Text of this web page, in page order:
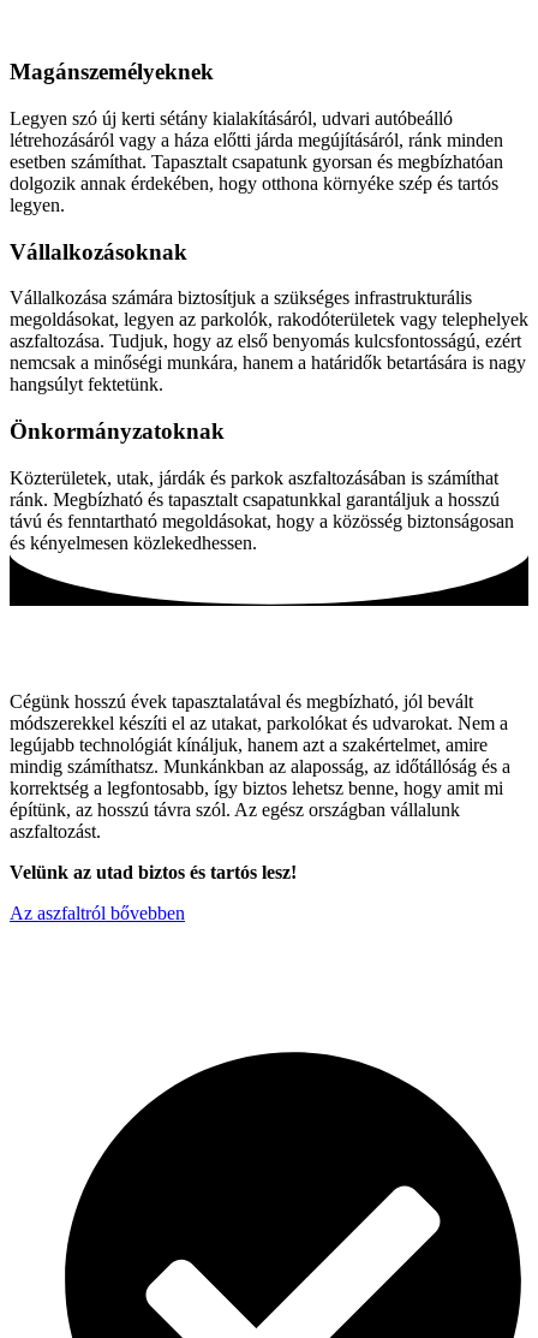
Magánszemélyeknek
Legyen szó új kerti sétány kialakításáról, udvari autóbeálló
létrehozásáról vagy a háza előtti járda megújításáról, ránk minden
esetben számíthat. Tapasztalt csapatunk gyorsan és megbízhatóan
dolgozik annak érdekében, hogy otthona környéke szép és tartós
legyen.
Vállalkozásoknak
Vállalkozása számára biztosítjuk a szükséges infrastrukturális
megoldásokat, legyen az parkolók, rakodóterületek vagy telephelyek
aszfaltozása. Tudjuk, hogy az első benyomás kulcsfontosságú, ezért
nemcsak a minőségi munkára, hanem a határidők betartására is nagy
hangsúlyt fektetünk.
Önkormányzatoknak
Közterületek, utak, járdák és parkok aszfaltozásában is számíthat
ránk. Megbízható és tapasztalt csapatunkkal garantáljuk a hosszú
távú és fenntartható megoldásokat, hogy a közösség biztonságosan
és kényelmesen közlekedhessen.
Cégünk hosszú évek tapasztalatával és megbízható, jól bevált
módszerekkel készíti el az utakat, parkolókat és udvarokat. Nem a
legújabb technológiát kínáljuk, hanem azt a szakértelmet, amire
mindig számíthatsz. Munkánkban az alaposság, az időtállóság és a
korrektség a legfontosabb, így biztos lehetsz benne, hogy amit mi
építünk, az hosszú távra szól. Az egész országban vállalunk
aszfaltozást.
Velünk az utad biztos és tartós lesz!
Az aszfaltról bővebben